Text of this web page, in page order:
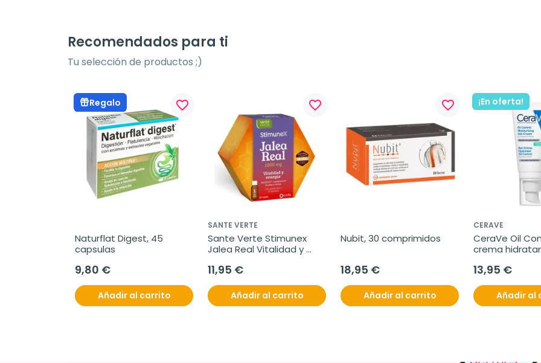
Recomendados para ti
Tu selección de productos ;)
Regalo favorite_border
Naturflat Digest, 45
capsulas
9,80 €
Añadir al carrito
favorite_border
SANTE VERTE
Sante Verte Stimunex
Jalea Real Vitalidad y
11,95 €
Añadir al carrito
favorite_border
Nubit, 30 comprimidos
18,95 €
Añadir al carrito
¡En oferta!
CERAVE
CeraVe Oil
crema
13,95 €
Añadir al